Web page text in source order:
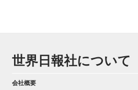
世界日報社について
会社概要